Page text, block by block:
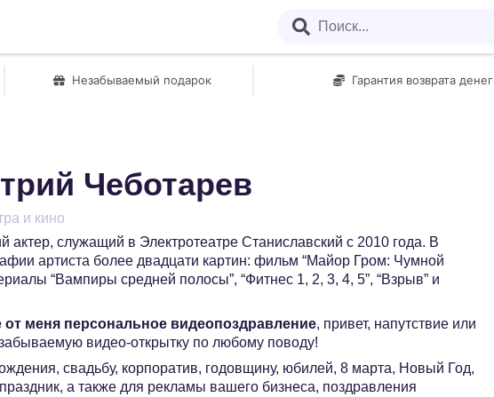
Незабываемый подарок Гарантия возврата денег
Чеботарев
и кино
актер, служащий в Электротеатре Станиславский с 2010 года. В
артиста более двадцати картин: фильм “Майор Гром: Чумной
“Вампиры средней полосы”, “Фитнес 1, 2, 3, 4, 5”, “Взрыв” и
от меня персональное видеопоздравление, привет, напутствие или
видео-открытку по любому поводу!
свадьбу, корпоратив, годовщину, юбилей, 8 марта, Новый Год,
а также для рекламы вашего бизнеса, поздравления